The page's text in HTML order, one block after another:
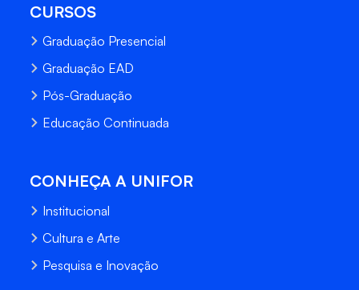
CURSOS
Graduação Presencial
Graduação EAD
Pós-Graduação
Educação Continuada
CONHEÇA A UNIFOR
Institucional
Cultura e Arte
Pesquisa e Inovação